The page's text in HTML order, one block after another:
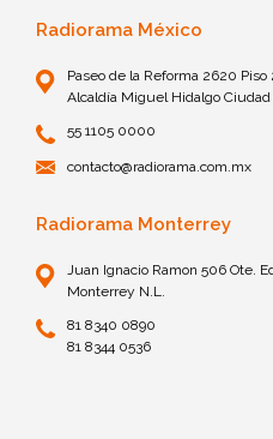
Radiorama México
Paseo de la Reforma 2620 Piso
Alcaldía Miguel Hidalgo
55 1105 0000
contacto@radiorama.com.mx
Radiorama Monterrey
Juan Ignacio Ramon 506 Ote.
Monterrey N.L.
81 8340 0890
81 8344 0536